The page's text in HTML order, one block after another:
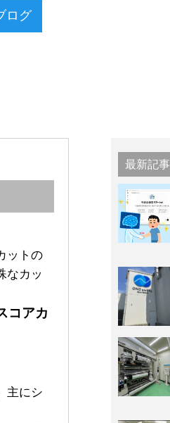
ログ
ットの
なカッ
コアカ
主にシ
最新記事